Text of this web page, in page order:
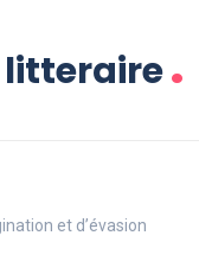
litteraire.
et d’évasion